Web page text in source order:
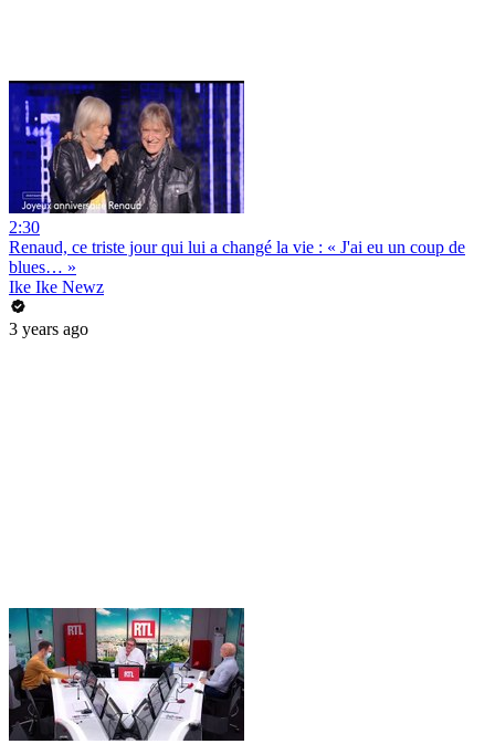
2:30
Renaud, ce triste jour qui lui a changé la vie : « J'ai eu un coup de
blues… »
Ike Ike Newz
3 years ago